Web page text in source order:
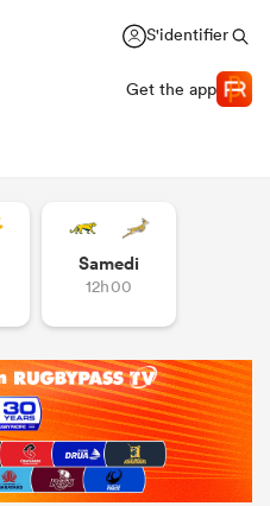
S'identifier
Get the app
Samedi
12h00